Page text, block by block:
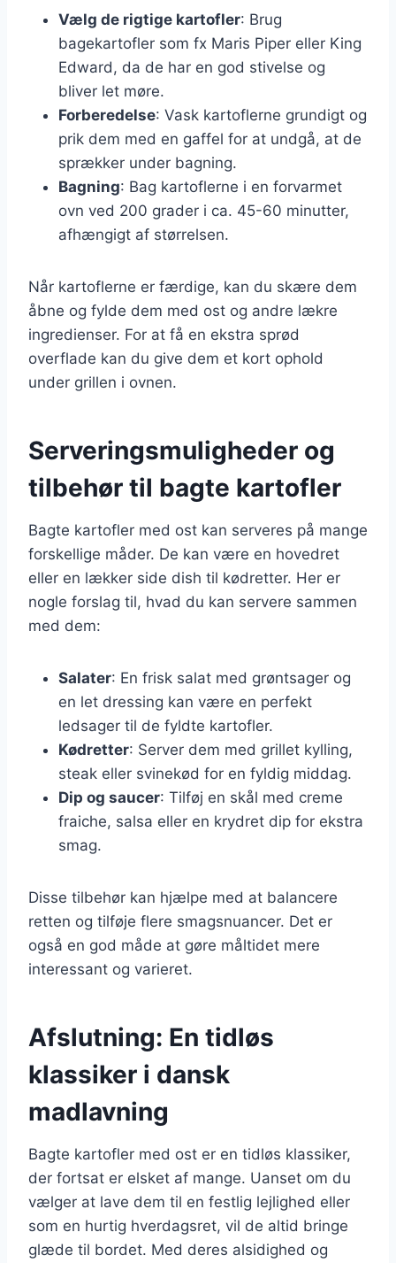
Vælg de rigtige kartofler: Brug
bagekartofler som fx Maris Piper eller King
Edward, da de har en god stivelse og
bliver let møre.
Forberedelse: Vask kartoflerne grundigt og
prik dem med en gaffel for at undgå, at de
sprækker under bagning.
Bagning: Bag kartoflerne i en forvarmet
ovn ved 200 grader i ca. 45-60 minutter,
afhængigt af størrelsen.
Når kartoflerne er færdige, kan du skære dem
åbne og fylde dem med ost og andre lækre
ingredienser. For at få en ekstra sprød
overflade kan du give dem et kort ophold
under grillen i ovnen.
Serveringsmuligheder og
tilbehør til bagte kartofler
Bagte kartofler med ost kan serveres på mange
forskellige måder. De kan være en hovedret
eller en lækker side dish til kødretter. Her er
nogle forslag til, hvad du kan servere sammen
med dem:
Salater: En frisk salat med grøntsager og
en let dressing kan være en perfekt
ledsager til de fyldte kartofler.
Kødretter: Server dem med grillet kylling,
steak eller svinekød for en fyldig middag.
Dip og saucer: Tilføj en skål med creme
fraiche, salsa eller en krydret dip for ekstra
smag.
Disse tilbehør kan hjælpe med at balancere
retten og tilføje flere smagsnuancer. Det er
også en god måde at gøre måltidet mere
interessant og varieret.
Afslutning: En tidløs
klassiker i dansk
madlavning
Bagte kartofler med ost er en tidløs klassiker,
der fortsat er elsket af mange. Uanset om du
vælger at lave dem til en festlig lejlighed eller
som en hurtig hverdagsret, vil de altid bringe
glæde til bordet. Med deres alsidighed og